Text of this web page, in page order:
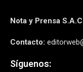
Nota y Prensa
Contacto:
Síguenos: